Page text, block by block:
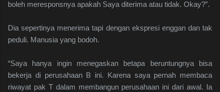
boleh meresponsnya apakah Saya diterima atau tidak. Okay?”.
Dia sepertinya menerima tapi dengan ekspresi enggan dan tak
peduli. Manusia yang bodoh.
“Saya hanya ingin menegaskan betapa beruntungnya bisa
bekerja di perusahaan B ini. Karena saya pernah membaca
riwayat pak T dalam membangun perusahaan ini dari awal. Ia